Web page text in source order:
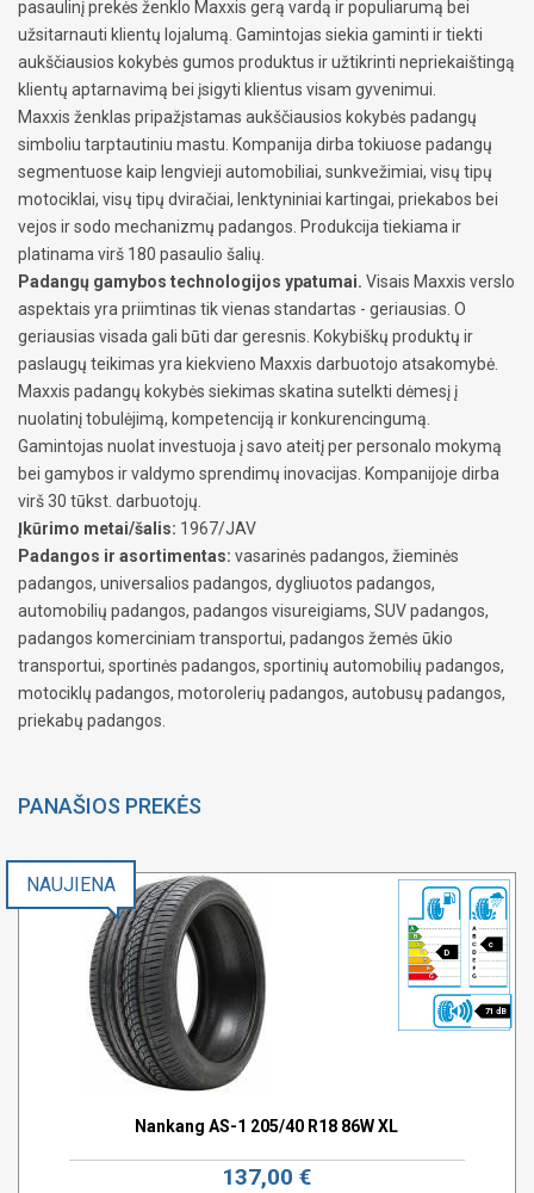
pasaulinį prekės ženklo Maxxis gerą vardą ir populiarumą bei
užsitarnauti klientų lojalumą. Gamintojas siekia gaminti ir tiekti
aukščiausios kokybės gumos produktus ir užtikrinti nepriekaištingą
klientų aptarnavimą bei įsigyti klientus visam gyvenimui.
Maxxis ženklas pripažįstamas aukščiausios kokybės padangų
simboliu tarptautiniu mastu. Kompanija dirba tokiuose padangų
segmentuose kaip lengvieji automobiliai, sunkvežimiai, visų tipų
motociklai, visų tipų dviračiai, lenktyniniai kartingai, priekabos bei
vejos ir sodo mechanizmų padangos. Produkcija tiekiama ir
platinama virš 180 pasaulio šalių.
Padangų gamybos technologijos ypatumai. Visais Maxxis verslo
aspektais yra priimtinas tik vienas standartas - geriausias. O
geriausias visada gali būti dar geresnis. Kokybiškų produktų ir
paslaugų teikimas yra kiekvieno Maxxis darbuotojo atsakomybė.
Maxxis padangų kokybės siekimas skatina sutelkti dėmesį į
nuolatinį tobulėjimą, kompetenciją ir konkurencingumą.
Gamintojas nuolat investuoja į savo ateitį per personalo mokymą
bei gamybos ir valdymo sprendimų inovacijas. Kompanijoje dirba
virš 30 tūkst. darbuotojų.
Įkūrimo metai/šalis: 1967/JAV
Padangos ir asortimentas: vasarinės padangos, žieminės
padangos, universalios padangos, dygliuotos padangos,
automobilių padangos, padangos visureigiams, SUV padangos,
padangos komerciniam transportui, padangos žemės ūkio
transportui, sportinės padangos, sportinių automobilių padangos,
motociklų padangos, motorolerių padangos, autobusų padangos,
priekabų padangos.
PANAŠIOS PREKĖS
D
c
71 dB
NAUJIENA
Nankang AS-1 205/40 R18 86W XL
137,00 €